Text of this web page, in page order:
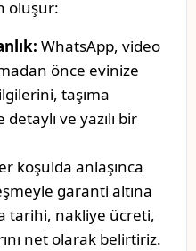
oluşur:
WhatsApp, video
önce evinize
taşıma
ve yazılı bir
koşulda anlaşınca
garanti altına
tarihi, nakliye ücreti,
net olarak belirtiriz.